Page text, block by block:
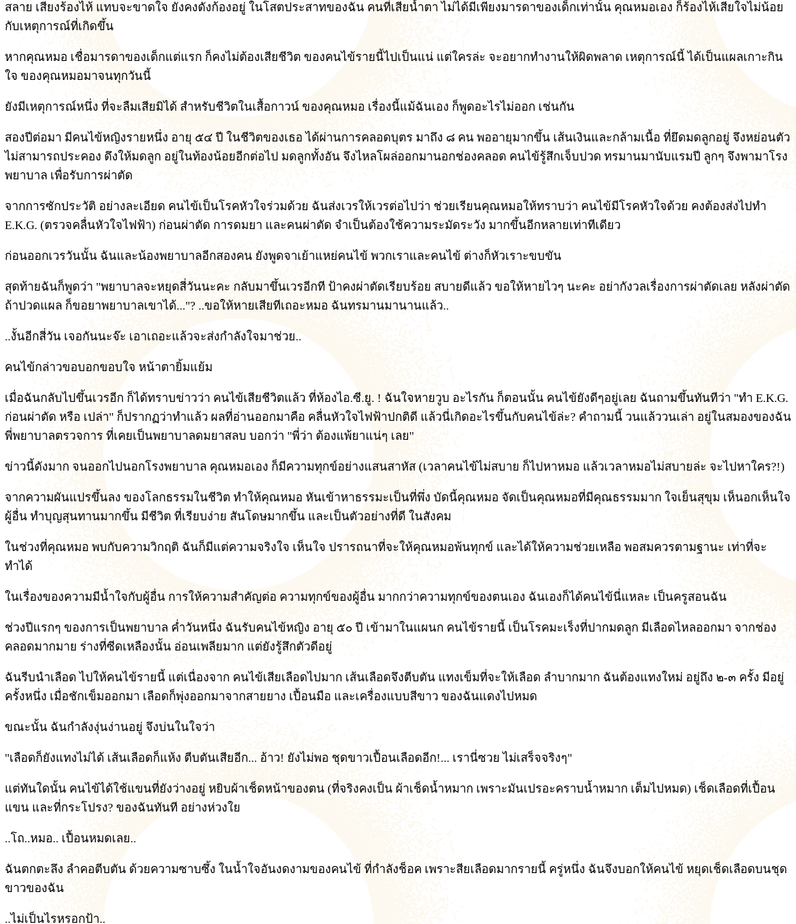
สลาย เสียงร้องไห้ แทบจะขาดใจ ยังคงดังก้องอยู่ ในโสตประสาทของฉัน คนที่เสียน้ำตา ไม่ได้มีเพียงมารดาของเด็กเท่านั้น คุณหมอเอง ก็ร้องไห้เสียใจไม่น้อย
กับเหตุการณ์ที่เกิดขึ้น
หากคุณหมอ เชื่อมารดาของเด็กแต่แรก ก็คงไม่ต้องเสียชีวิต ของคนไข้รายนี้ไปเป็นแน่ แต่ใครล่ะ จะอยากทำงานให้ผิดพลาด เหตุการณ์นี้ ได้เป็นแผลเกาะกิน
ใจ ของคุณหมอมาจนทุกวันนี้
ยังมีเหตุการณ์หนึ่ง ที่จะลืมเสียมิได้ สำหรับชีวิตในเสื้อกาวน์ ของคุณหมอ เรื่องนี้แม้ฉันเอง ก็พูดอะไรไม่ออก เช่นกัน
สองปีต่อมา มีคนไข้หญิงรายหนึ่ง อายุ ๕๔ ปี ในชีวิตของเธอ ได้ผ่านการคลอดบุตร มาถึง ๘ คน พออายุมากขึ้น เส้นเงินและกล้ามเนื้อ ที่ยึดมดลูกอยู่ จึงหย่อนตัว
ไม่สามารถประคอง ดึงให้มดลูก อยู่ในท้องน้อยอีกต่อไป มดลูกทั้งอัน จึงไหลโผล่ออกมานอกช่องคลอด คนไข้รู้สึกเจ็บปวด ทรมานมานับแรมปี ลูกๆ จึงพามาโรง
พยาบาล เพื่อรับการผ่าตัด
จากการซักประวัติ อย่างละเอียด คนไข้เป็นโรคหัวใจร่วมด้วย ฉันส่งเวรให้เวรต่อไปว่า ช่วยเรียนคุณหมอให้ทราบว่า คนไข้มีโรคหัวใจด้วย คงต้องส่งไปทำ
E.K.G. (ตรวจคลื่นหัวใจไฟฟ้า) ก่อนผ่าตัด การดมยา และคนผ่าตัด จำเป็นต้องใช้ความระมัดระวัง มากขึ้นอีกหลายเท่าทีเดียว
ก่อนออกเวรวันนั้น ฉันและน้องพยาบาลอีกสองคน ยังพูดจาเย้าแหย่คนไข้ พวกเราและคนไข้ ต่างก็หัวเราะขบขัน
สุดท้ายฉันก็พูดว่า "พยาบาลจะหยุดสี่วันนะคะ กลับมาขึ้นเวรอีกที ป้าคงผ่าตัดเรียบร้อย สบายดีแล้ว ขอให้หายไวๆ นะคะ อย่ากังวลเรื่องการผ่าตัดเลย หลังผ่าตัด
ถ้าปวดแผล ก็ขอยาพยาบาลเขาได้..."? ..ขอให้หายเสียทีเถอะหมอ ฉันทรมานมานานแล้ว..
..งั้นอีกสี่วัน เจอกันนะจ๊ะ เอาเถอะแล้วจะส่งกำลังใจมาช่วย..
คนไข้กล่าวขอบอกขอบใจ หน้าตายิ้มแย้ม
เมื่อฉันกลับไปขึ้นเวรอีก ก็ได้ทราบข่าวว่า คนไข้เสียชีวิตแล้ว ที่ห้องไอ.ซี.ยู. ! ฉันใจหายวูบ อะไรกัน ก็ตอนนั้น คนไข้ยังดีๆอยู่เลย ฉันถามขึ้นทันทีว่า "ทำ E.K.G.
ก่อนผ่าตัด หรือ เปล่า" ก็ปรากฏว่าทำแล้ว ผลที่อ่านออกมาคือ คลื่นหัวใจไฟฟ้าปกติดี แล้วนี่เกิดอะไรขึ้นกับคนไข้ล่ะ? คำถามนี้ วนแล้ววนเล่า อยู่ในสมองของฉัน
พี่พยาบาลตรวจการ ที่เคยเป็นพยาบาลดมยาสลบ บอกว่า "พี่ว่า ต้องแพ้ยาแน่ๆ เลย"
ข่าวนี้ดังมาก จนออกไปนอกโรงพยาบาล คุณหมอเอง ก็มีความทุกข์อย่างแสนสาหัส (เวลาคนไข้ไม่สบาย ก็ไปหาหมอ แล้วเวลาหมอไม่สบายล่ะ จะไปหาใคร?!)
จากความผันแปรขึ้นลง ของโลกธรรมในชีวิต ทำให้คุณหมอ หันเข้าหาธรรมะเป็นที่พึ่ง บัดนี้คุณหมอ จัดเป็นคุณหมอที่มีคุณธรรมมาก ใจเย็นสุขุม เห็นอกเห็นใจ
ผู้อื่น ทำบุญสุนทานมากขึ้น มีชีวิต ที่เรียบง่าย สันโดษมากขึ้น และเป็นตัวอย่างที่ดี ในสังคม
ในช่วงที่คุณหมอ พบกับความวิกฤติ ฉันก็มีแต่ความจริงใจ เห็นใจ ปรารถนาที่จะให้คุณหมอพ้นทุกข์ และได้ให้ความช่วยเหลือ พอสมควรตามฐานะ เท่าที่จะ
ทำได้
ในเรื่องของความมีน้ำใจกับผู้อื่น การให้ความสำคัญต่อ ความทุกข์ของผู้อื่น มากกว่าความทุกข์ของตนเอง ฉันเองก็ได้คนไข้นี่แหละ เป็นครูสอนฉัน
ช่วงปีแรกๆ ของการเป็นพยาบาล ค่ำวันหนึ่ง ฉันรับคนไข้หญิง อายุ ๕๐ ปี เข้ามาในแผนก คนไข้รายนี้ เป็นโรคมะเร็งที่ปากมดลูก มีเลือดไหลออกมา จากช่อง
คลอดมากมาย ร่างที่ซีดเหลืองนั้น อ่อนเพลียมาก แต่ยังรู้สึกตัวดีอยู่
ฉันรีบนำเลือด ไปให้คนไข้รายนี้ แต่เนื่องจาก คนไข้เสียเลือดไปมาก เส้นเลือดจึงตีบตัน แทงเข็มที่จะให้เลือด ลำบากมาก ฉันต้องแทงใหม่ อยู่ถึง ๒-๓ ครั้ง มีอยู่
ครั้งหนึ่ง เมื่อชักเข็มออกมา เลือดก็พุ่งออกมาจากสายยาง เปื้อนมือ และเครื่องแบบสีขาว ของฉันแดงไปหมด
ขณะนั้น ฉันกำลังงุ่นง่านอยู่ จึงบ่นในใจว่า
"เลือดก็ยังแทงไม่ได้ เส้นเลือดก็แห้ง ตีบตันเสียอีก... อ้าว! ยังไม่พอ ชุดขาวเปื้อนเลือดอีก!... เรานี่ซวย ไม่เสร็จจริงๆ"
แต่ทันใดนั้น คนไข้ได้ใช้แขนที่ยังว่างอยู่ หยิบผ้าเช็ดหน้าของตน (ที่จริงคงเป็น ผ้าเช็ดน้ำหมาก เพราะมันเปรอะคราบน้ำหมาก เต็มไปหมด) เช็ดเลือดที่เปื้อน
แขน และที่กระโปรง? ของฉันทันที อย่างห่วงใย
..โถ..หมอ.. เปื้อนหมดเลย..
ฉันตกตะลึง ลำคอตีบตัน ด้วยความซาบซึ้ง ในน้ำใจอันงดงามของคนไข้ ที่กำลังช็อค เพราะสียเลือดมากรายนี้ ครู่หนึ่ง ฉันจึงบอกให้คนไข้ หยุดเช็ดเลือดบนชุด
ขาวของฉัน
..ไม่เป็นไรหรอกป้า..